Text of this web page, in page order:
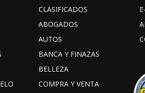
CLASIFICADOS
ABOGADOS
AUTOS
BANCA Y FINAZAS
BELLEZA
COMPRA Y VENTA